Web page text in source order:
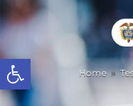
Abrir barra de herramientas
Home 9